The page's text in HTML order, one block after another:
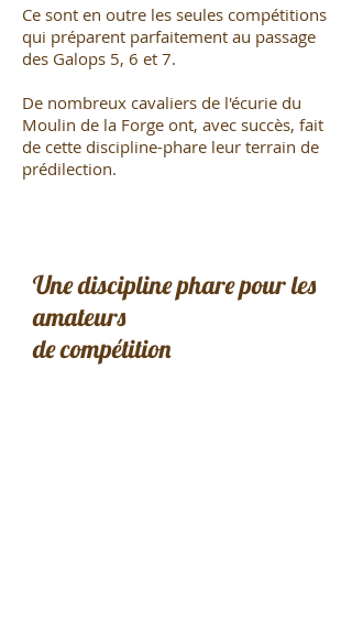
Ce sont en outre les seules compétitions
qui préparent parfaitement au passage
des Galops 5, 6 et 7.
De nombreux cavaliers de l'écurie du
Moulin de la Forge ont, avec succès, fait
de cette discipline-phare leur terrain de
prédilection.
Une discipline phare pour les
amateurs
de compétition